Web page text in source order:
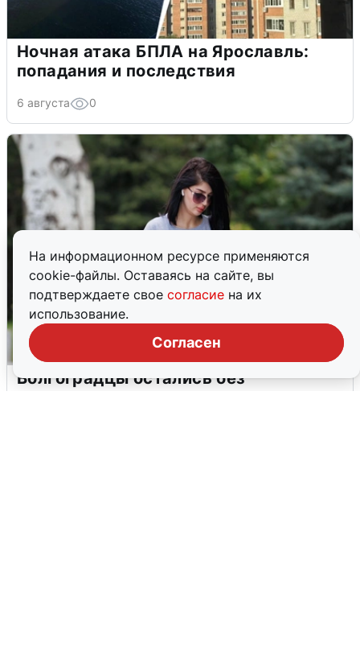
На информационном ресурсе применяются
cookie-файлы. Оставаясь на сайте, вы
подтверждаете свое согласие на их
использование.
Согласен
Ночная атака БПЛА на Ярославль:
попадания и последствия
6 августа 0
Волгоградцы остались без